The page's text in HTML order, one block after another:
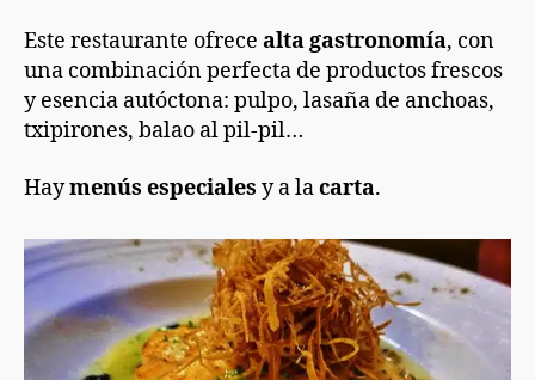
Este restaurante ofrece alta gastronomía, con
una combinación perfecta de productos frescos
y esencia autóctona: pulpo, lasaña de anchoas,
txipirones, balao al pil-pil…
Haymenús especiales y a lacarta.